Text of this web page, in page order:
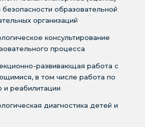
образовательной
организаций
консультирование
процесса
развивающая работа с
в том числе работа по
и реабилитации
диагностика детей и